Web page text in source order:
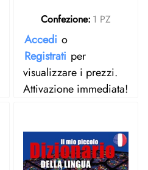
Confezione: 1 PZ
Accedi o
Registrati per
visualizzare i prezzi.
Attivazione immediata!